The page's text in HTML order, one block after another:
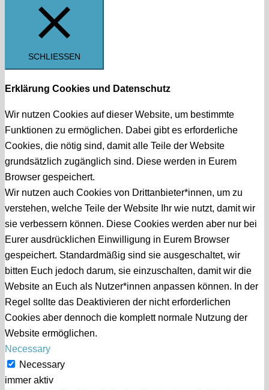
SCHLIESSEN
Erklärung Cookies und Datenschutz
Wir nutzen Cookies auf dieser Website, um bestimmte
Funktionen zu ermöglichen. Dabei gibt es erforderliche
Cookies, die nötig sind, damit alle Teile der Website
grundsätzlich zugänglich sind. Diese werden in Eurem
Browser gespeichert.
Wir nutzen auch Cookies von Drittanbieter*innen, um zu
verstehen, welche Teile der Website Ihr wie nutzt, damit wir
sie verbessern können. Diese Cookies werden aber nur bei
Eurer ausdrücklichen Einwilligung in Eurem Browser
gespeichert. Standardmäßig sind sie ausgeschaltet, wir
bitten Euch jedoch darum, sie einzuschalten, damit wir die
Website an Euch als Nutzer*innen anpassen können. In der
Regel sollte das Deaktivieren der nicht erforderlichen
Cookies aber dennoch die komplett normale Nutzung der
Website ermöglichen.
Necessary
Necessary
immer aktiv